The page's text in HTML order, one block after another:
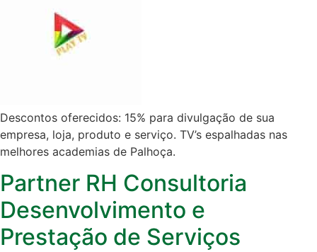
Descontos oferecidos: 15% para divulgação de sua
empresa, loja, produto e serviço. TV’s espalhadas nas
melhores academias de Palhoça.
Partner RH Consultoria
Desenvolvimento e
Prestação de Serviços